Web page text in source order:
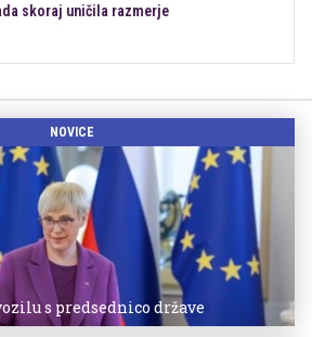
skoraj uničila razmerje
NOVICE
s predsednico države